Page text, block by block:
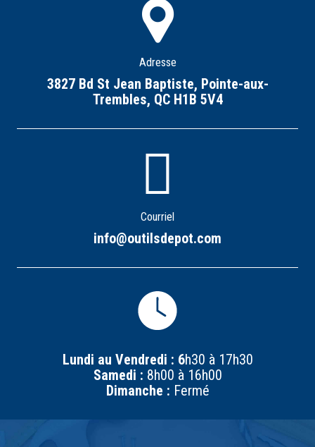
Adresse
3827 Bd St Jean Baptiste, Pointe-aux-
Trembles, QC H1B 5V4
Courriel
info@outilsdepot.com
Lundi au Vendredi : 6h30 à 17h30
Samedi : 8h00 à 16h00
Dimanche : Fermé